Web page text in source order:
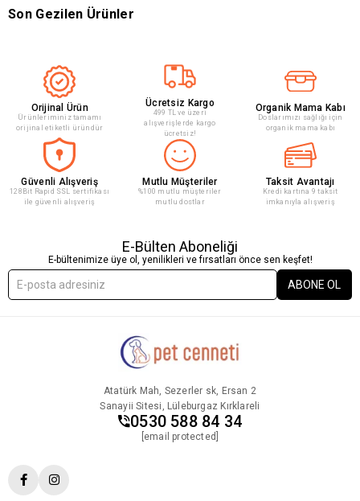
Son Gezilen Ürünler
Orijinal Ürün
Ürünleriminiz tamamı
orijinal etiketli üründür
Ücretsiz Kargo
499 TL ve üzeri
alışverişlerde kargo
ücretsiz!
Organik Mama Kabı
Doslarımızı sağlığı için
organik mama kabı
Güvenli Alışveriş
128Bit Rapid SSL sertifikası
ile güvenli alışveriş
Mutlu Müşteriler
%100 mutlu müşteriler
mutlu dostlar
Taksit Avantajı
Kredi kartına 9 taksit
imkanıyla alışveriş
E-Bülten Aboneliği
E-bültenimize üye ol, yenilikleri ve fırsatları önce sen keşfet!
ABONE OL
Atatürk Mah, Sezerler sk, Ersan 2
Sanayii Sitesi, Lüleburgaz Kırklareli
0530 588 84 34
[email protected]